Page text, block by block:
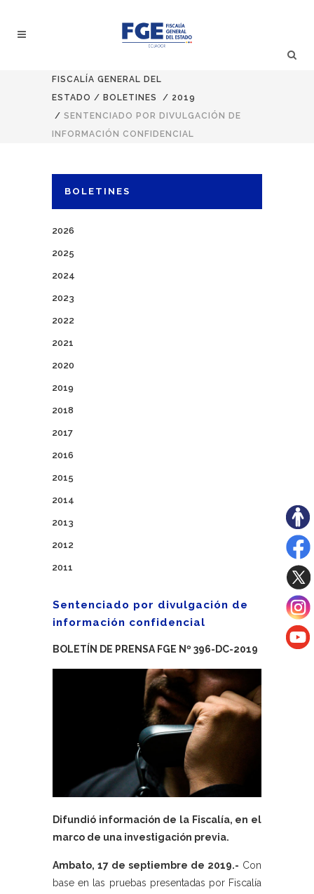
FISCALÍA GENERAL DEL
ESTADO / BOLETINES / 2019
/ SENTENCIADO POR DIVULGACIÓN DE
INFORMACIÓN CONFIDENCIAL
BOLETINES
2026
2025
2024
2023
2022
2021
2020
2019
2018
2017
2016
2015
2014
2013
2012
2011
Sentenciado por divulgación de
información confidencial
BOLETÍN DE PRENSA FGE Nº 396-DC-2019
Difundió información de la Fiscalía, en el
marco de una investigación previa.
Ambato, 17 de septiembre de 2019.- Con
base en las pruebas presentadas por Fiscalía